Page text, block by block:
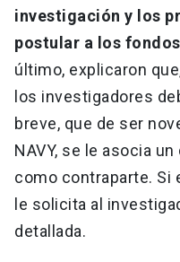
investigación y los
postular a los
último, explicaron
los investigadores
breve, que de ser
NAVY, se le asocia
como contraparte. Si
le solicita al
detallada.